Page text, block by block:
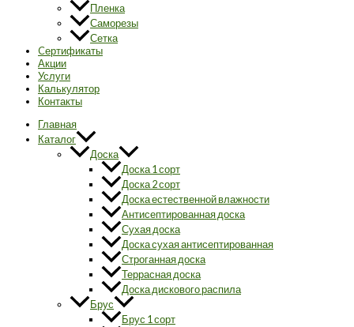
Пленка
Саморезы
Сетка
Cертификаты
Акции
Услуги
Калькулятор
Контакты
Главная
Каталог
Доска
Доска 1 сорт
Доска 2 сорт
Доска естественной влажности
Антисептированная доска
Сухая доска
Доска сухая антисептированная
Строганная доска
Террасная доска
Доска дискового распила
Брус
Брус 1 сорт